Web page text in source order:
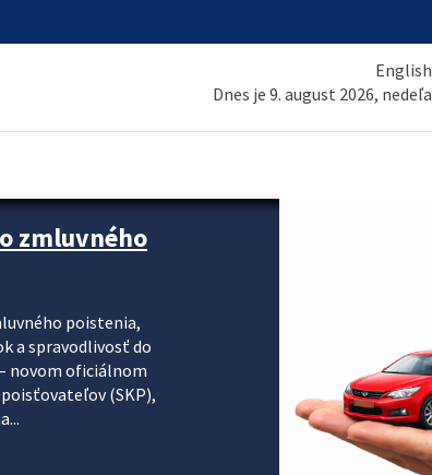
English
Dnes je 9. august 2026, nedeľa
zmluvného
poistenia,
a spravodlivosť do
novom oficiálnom
(SKP),